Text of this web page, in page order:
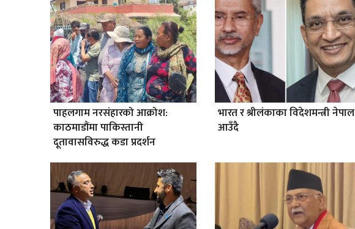
पाहलगाम नरसंहारको आक्रोश:
काठमाडौंमा पाकिस्तानी
दूतावासविरुद्ध कडा प्रदर्शन
भारत र श्रीलंकाका विदेशमन्त्री नेपाल
आउँदै